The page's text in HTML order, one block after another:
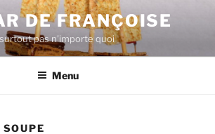
DE FRANÇOISE
pas n'importe quoi
Menu
SOUPE